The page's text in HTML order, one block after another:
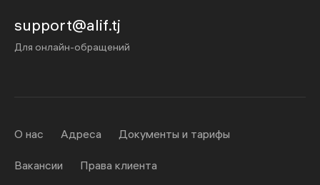
support@alif.tj
Для онлайн-обращений
О нас Адреса Документы и тарифы
Вакансии Права клиента